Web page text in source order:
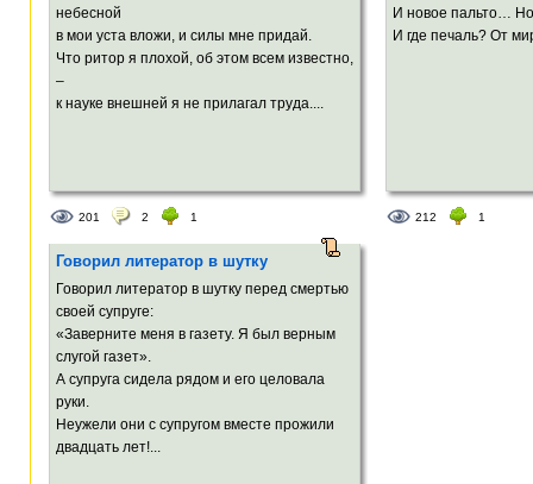
небесной
в мои уста вложи, и силы мне придай.
Что ритор я плохой, об этом всем известно,
–
к науке внешней я не прилагал труда....
201 2 1
И новое пальто…
И где печаль? От
212 1
Говорил литератор в шутку
Говорил литератор в шутку перед смертью
своей супруге:
«Заверните меня в газету. Я был верным
слугой газет».
А супруга сидела рядом и его целовала
руки.
Неужели они с супругом вместе прожили
двадцать лет!...